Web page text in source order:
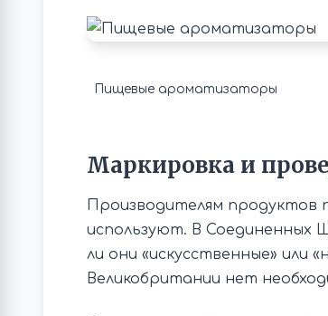
Пищевые ароматизаторы
Маркировка и
Производителям продуктов
используют. В Соединенных
ли они «искусственные» или
Великобритании нет